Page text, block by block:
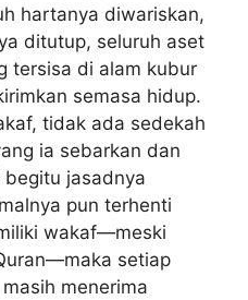
hartanya diwariskan,
ditutup, seluruh aset
tersisa di alam kubur
semasa hidup.
tidak ada sedekah
ia sebarkan dan
jasadnya
pun terhenti
wakaf—meski
setiap
menerima